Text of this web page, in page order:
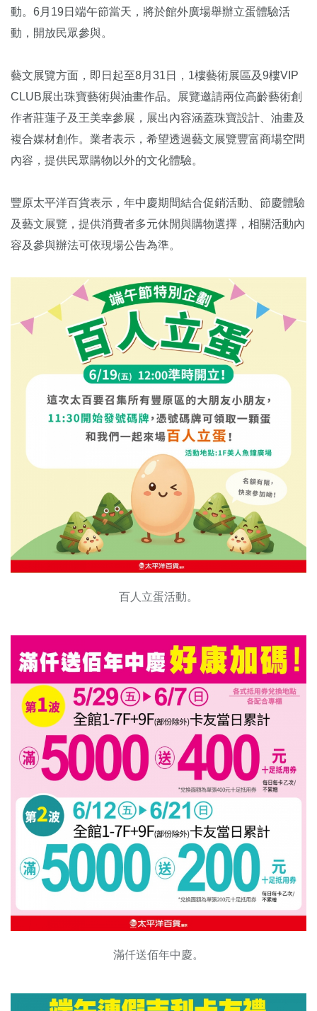
動。6月19日端午節當天，將於館外廣場舉辦立蛋體驗活
動，開放民眾參與。
藝文展覽方面，即日起至8月31日，1樓藝術展區及9樓VIP
CLUB展出珠寶藝術與油畫作品。展覽邀請兩位高齡藝術創
作者莊蓮子及王美幸參展，展出內容涵蓋珠寶設計、油畫及
複合媒材創作。業者表示，希望透過藝文展覽豐富商場空間
內容，提供民眾購物以外的文化體驗。
豐原太平洋百貨表示，年中慶期間結合促銷活動、節慶體驗
及藝文展覽，提供消費者多元休閒與購物選擇，相關活動內
容及參與辦法可依現場公告為準。
百人立蛋活動。
滿仟送佰年中慶。